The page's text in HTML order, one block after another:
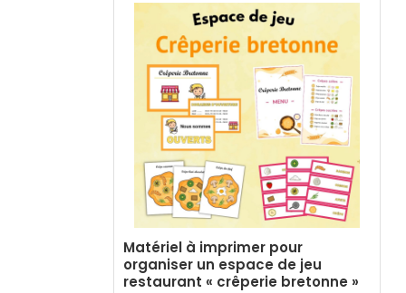
Matériel à imprimer pour
organiser un espace de jeu
restaurant « crêperie bretonne »